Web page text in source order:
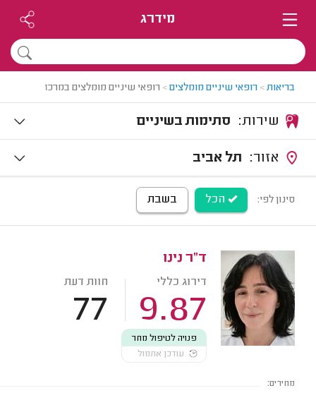
מידרג
בריאות> רופאי שיניים מומלצים> רופאי שיניים מומלצים במרכז
סתימות בשיניים
תל אביב
סינון לפי: הכל בשבת
ד"ר נינו
דירוג כללי
9.87
חוות דעת
77
פנויה לטיפול מחר
עודכן אתמול
מחירים: